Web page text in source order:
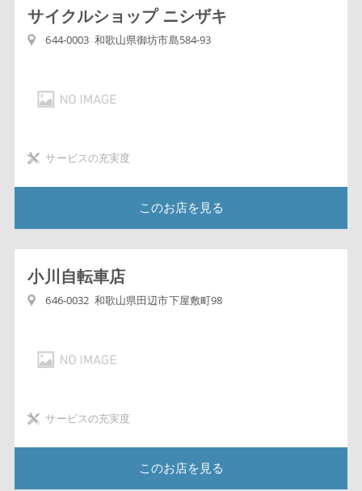
サイクルショップ ニシザキ
644-0003 和歌山県御坊市島584-93
サービスの充実度
このお店を見る
小川自転車店
646-0032 和歌山県田辺市下屋敷町98
サービスの充実度
このお店を見る